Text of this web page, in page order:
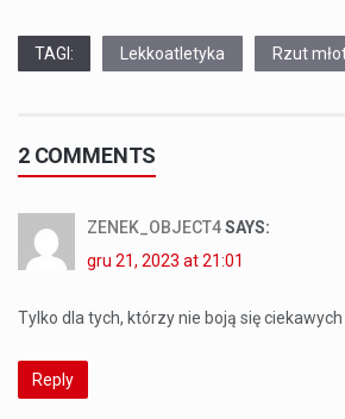
TAGI: Lekkoatletyka Rzut
2 COMMENTS
ZENEK_OBJECT4SAYS:
gru 21, 2023 at 21:01
Tylko dla tych, którzy nie boją się
Reply